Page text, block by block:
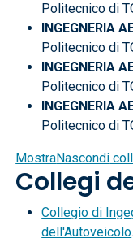
Politecnico di
INGEGNERIA
Politecnico di
INGEGNERIA
Politecnico di
INGEGNERIA
Politecnico di
MostraNascondi
Collegi
Collegio di
dell'Autoveicolo.